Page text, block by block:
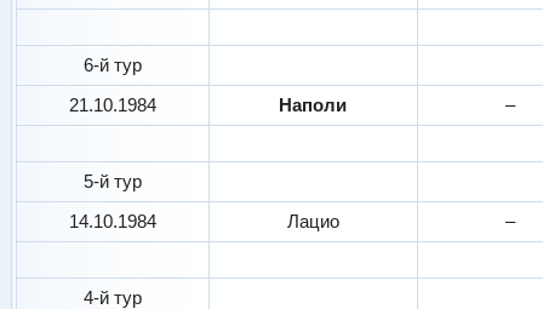
6-й тур
21.10.1984
Наполи –
5-й тур
14.10.1984
Лацио –
4-й тур